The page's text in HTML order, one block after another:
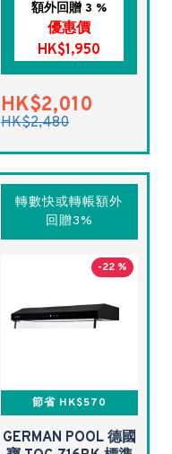
額外回贈 3 %
優惠價
HK$1,950
HK$2,010
HK$2,480
轉數快或轉帳額外
回贈3%
-22 %
節省 HK$570
GERMAN POOL 德國